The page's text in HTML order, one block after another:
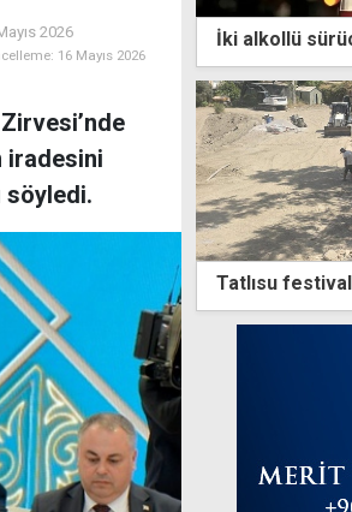
2026
16 Mayıs 2026
iradesini
söyledi.
İki alkollü
Tatlısu